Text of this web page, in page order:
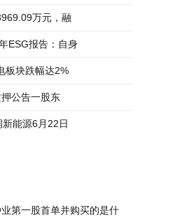
万元，融
ESG报告：自身
板块跌幅达2%
公告一股东
能源6月22日
第一股首单并购买的是什